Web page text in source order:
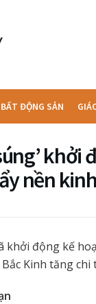
BẤT ĐỘNG SẢN
khởi
nền
khởi động kế
Kinh tăng